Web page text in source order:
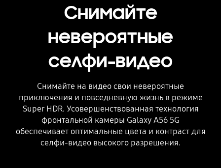
Снимайте
невероятные
селфи-видео
Снимайте на видео свои невероятные
приключения и повседневную жизнь в режиме
Super HDR. Усовершенствованная технология
фронтальной камеры Galaxy A56 5G
обеспечивает оптимальные цвета и контраст для
селфи-видео высокого разрешения.